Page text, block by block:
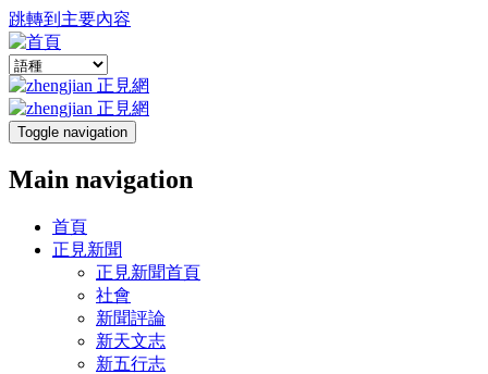
跳轉到主要內容
Toggle navigation
Main navigation
首頁
正見新聞
正見新聞首頁
社會
新聞評論
新天文志
新五行志